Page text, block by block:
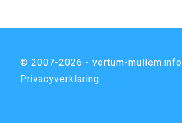
© 2007-2026 - vortum-mullem.info
Privacyverklaring